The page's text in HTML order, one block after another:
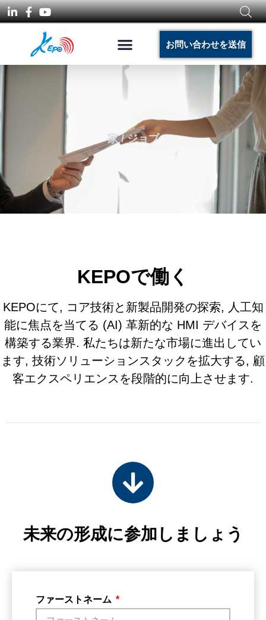
お問い合わせを送信
家/ ジョブ
KEPOで働く
KEPOにて, コア技術と新製品開発の探索, 人工知
能に焦点を当てる (AI) 革新的な HMI デバイスを
構築する業界. 私たちは新たな市場に進出してい
ます, 技術ソリューションスタックを拡大する, 顧
客エクスペリエンスを段階的に向上させます.
未来の形成に参加しましょう
ファーストネーム